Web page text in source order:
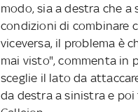
modo, sia a destra che a
condizioni di combinare
viceversa, il problema è
mai visto", commenta in
sceglie il lato da
da destra a sinistra e